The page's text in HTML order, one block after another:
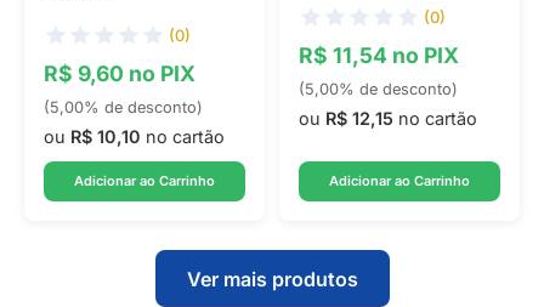
(0)
R$ 9,60 no PIX
(5,00% de desconto)
ou R$ 10,10 no cartão
Adicionar ao Carrinho
(0)
R$ 11,54 no PIX
(5,00% de desconto)
ou R$ 12,15 no cartão
Adicionar ao Carrinho
Ver mais produtos